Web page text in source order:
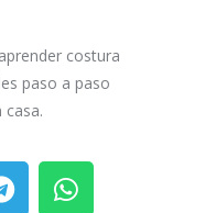
costura
paso a paso
casa.